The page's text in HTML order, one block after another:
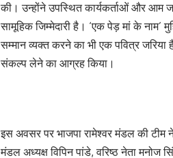
की। उन्होंने उपस्थित कार्यकर्ताओं और आम
सामूहिक जिम्मेदारी है। ‘एक पेड़ मां के नाम’
सम्मान व्यक्त करने का भी एक पवित्र
संकल्प लेने का आग्रह किया।
इस अवसर पर भाजपा रामेश्वर मंडल की
मंडल अध्यक्ष विपिन पांडे, वरिष्ठ नेता मनोज